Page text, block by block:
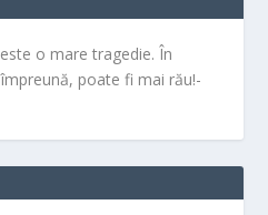
o mare tragedie. În
poate fi mai rău!-